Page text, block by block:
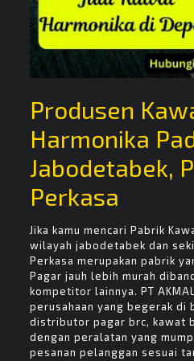
Produsen
Harmonika
Jabodetabek,
Perkasa
Jika kamu mencari Pabrik
wilayah jabodetabek dan
Perkasa merupakan pabrik
Pagar jauh lebih murah
kompetitor lainnya. PT AKMAL
perusahaan yang begerak di
distributor pagar brc, kawat
dengan peralatan yang
pesanan pelanggan sesuai